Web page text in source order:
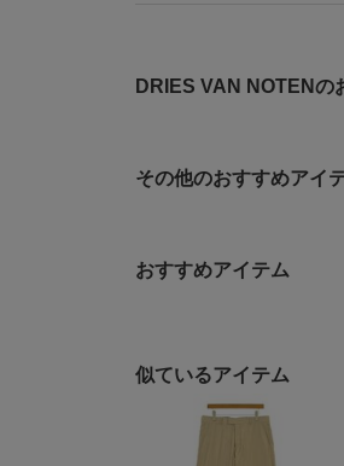
DRIES VAN NOTENの
その他のおすすめアイ
おすすめアイテム